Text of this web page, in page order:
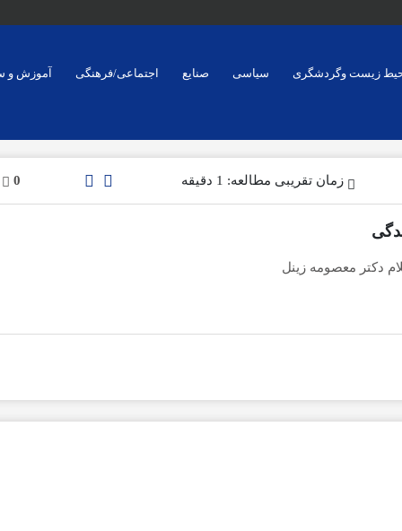
زیست وگردشگری سیاسی صنایع اجتماعی/فرهنگی آموزش و
زمان تقریبی مطالعه: 1 دقیقه 0
دکتر معصومه زینل